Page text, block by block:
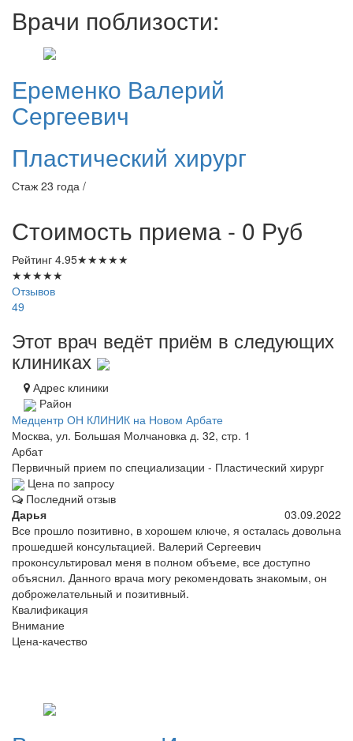
Врачи поблизости:
Еременко Валерий
Сергеевич
Пластический хирург
Стаж 23 года /
Стоимость приема - 0 Руб
Рейтинг 4.95★★★★★
★★★★★
Отзывов
49
Этот врач ведёт приём в следующих
клиниках
Адрес клиники
Район
Медцентр ОН КЛИНИК на Новом Арбате
Москва, ул. Большая Молчановка д. 32, стр. 1
Арбат
Первичный прием по специализации - Пластический хирург
Цена по запросу
Последний отзыв
Дарья
03.09.2022
Все прошло позитивно, в хорошем ключе, я осталась довольна
прошедшей консультацией. Валерий Сергеевич
проконсультировал меня в полном объеме, все доступно
объяснил. Данного врача могу рекомендовать знакомым, он
доброжелательный и позитивный.
Квалификация
Внимание
Цена-качество